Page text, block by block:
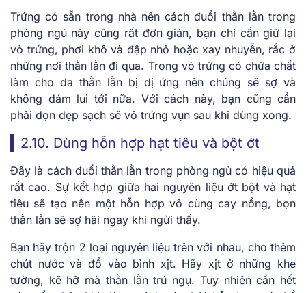
Trứng có sẵn trong nhà nên cách đuổi thằn lằn trong
phòng ngủ này cũng rất đơn giản, bạn chỉ cần giữ lại
vỏ trứng, phơi khô và đập nhỏ hoặc xay nhuyễn, rắc ở
những nơi thằn lằn đi qua. Trong vỏ trứng có chứa chất
làm cho da thằn lằn bị dị ứng nên chúng sẽ sợ và
không dám lui tới nữa. Với cách này, bạn cũng cần
phải dọn dẹp sạch sẽ vỏ trứng vụn sau khi dùng xong.
2.10. Dùng hỗn hợp hạt tiêu và bột ớt
Đây là cách đuổi thằn lằn trong phòng ngủ có hiệu quả
rất cao. Sự kết hợp giữa hai nguyên liệu ớt bột và hạt
tiêu sẽ tạo nên một hỗn hợp vô cùng cay nồng, bọn
thằn lằn sẽ sợ hãi ngay khi ngửi thấy.
Bạn hãy trộn 2 loại nguyên liệu trên với nhau, cho thêm
chút nước và đổ vào bình xịt. Hãy xịt ở những khe
tường, kẽ hở mà thằn lằn trú ngụ. Tuy nhiên cần hết